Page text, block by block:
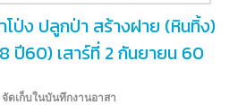
ป่ง ปลูกป่า สร้างฝาย (หินทิ้ง)
ปี60) เสาร์ที่ 2 กันยายน 60
จัดเก็บในบันทึกงานอาสา